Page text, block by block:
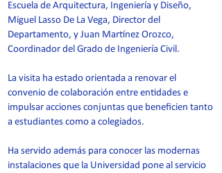
Escuela de Arquitectura, Ingeniería y Diseño,
Miguel Lasso De La Vega, Director del
Departamento, y Juan Martínez Orozco,
Coordinador del Grado de Ingeniería Civil.
La visita ha estado orientada a renovar el
convenio de colaboración entre entidades e
impulsar acciones conjuntas que beneficien tanto
a estudiantes como a colegiados.
Ha servido además para conocer las modernas
instalaciones que la Universidad pone al servicio